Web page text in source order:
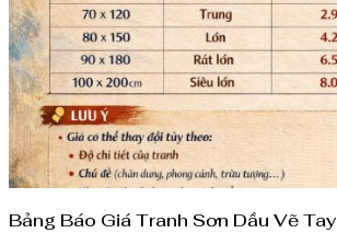
Bảng Báo Giá Tranh Sơn Dầu Vẽ Tay